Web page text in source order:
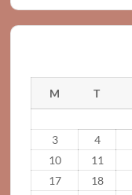
M T
3
4
10
11
17
18